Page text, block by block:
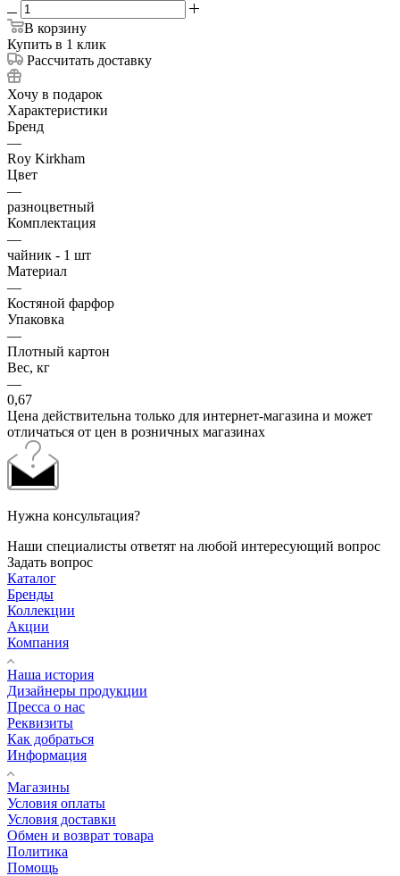
В корзину
Купить в 1 клик
Рассчитать доставку
Хочу в подарок
Характеристики
Бренд
—
Roy Kirkham
Цвет
—
разноцветный
Комплектация
—
чайник - 1 шт
Материал
—
Костяной фарфор
Упаковка
—
Плотный картон
Вес, кг
—
0,67
Цена действительна только для интернет-магазина и может
отличаться от цен в розничных магазинах
Нужна консультация?
Наши специалисты ответят на любой интересующий вопрос
Задать вопрос
Каталог
Бренды
Коллекции
Акции
Компания
Наша история
Дизайнеры продукции
Пресса о нас
Реквизиты
Как добраться
Информация
Магазины
Условия оплаты
Условия доставки
Обмен и возврат товара
Политика
Помощь